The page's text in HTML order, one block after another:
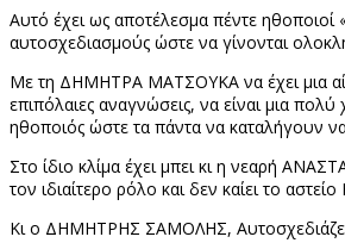
Αυτό έχει ως αποτέλεσμα πέντε ηθοποιοί
αυτοσχεδιασμούς ώστε να γίνονται
Με τη ΔΗΜΗΤΡΑ ΜΑΤΣΟΥΚΑ να έχει μια
επιπόλαιες αναγνώσεις, να είναι μια
ηθοποιός ώστε τα πάντα να καταλήγουν
Στο ίδιο κλίμα έχει μπει κι η νεαρή
τον ιδιαίτερο ρόλο και δεν καίει το
Κι ο ΔΗΜΗΤΡΗΣ ΣΑΜΟΛΗΣ, Αυτοσχεδιάζει